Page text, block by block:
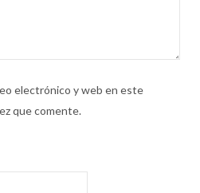
electrónico y web en este
que comente.